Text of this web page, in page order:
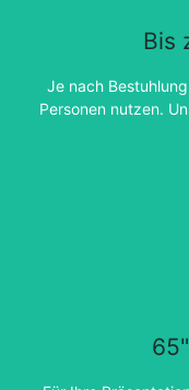
Bis
Je nach
Personen nutzen.